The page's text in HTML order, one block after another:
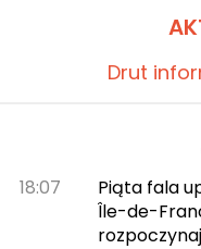
Drut
18:07
Piąta fala
Île-de-